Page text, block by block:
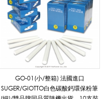
GO-01(小/整箱) 法國進口
SUGER/GIOTTO白色碳酸鈣環保粉筆